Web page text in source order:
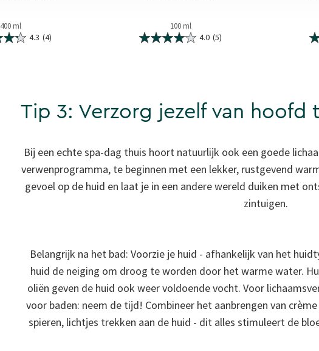
400 ml
4.3 (4)
100 ml
4.0 (5)
Tip 3: Verzorg jezelf van hoofd
Bij een echte spa-dag thuis hoort natuurlijk ook een goede
verwenprogramma, te beginnen met een lekker, rustgevend
gevoel op de huid en laat je in een andere wereld duiken met
zintuigen.
Belangrijk na het bad: Voorzie je huid - afhankelijk van het
huid de neiging om droog te worden door het warme water.
oliën geven de huid ook weer voldoende vocht. Voor
voor baden: neem de tijd! Combineer het aanbrengen van
spieren, lichtjes trekken aan de huid - dit alles stimuleert de